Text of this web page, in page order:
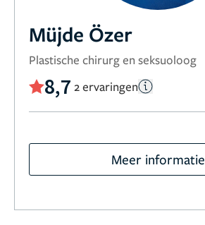
Müjde Özer
Plastische chirurg en seksuoloog
8,7 2 ervaringen
Meer informatie